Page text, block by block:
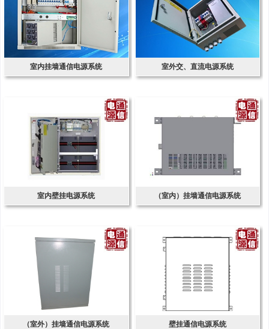
室内挂墙通信电源系统 室外交、直流电源系统
室内壁挂电源系统 （室内）挂墙通信电源系统
（室外）挂墙通信电源系统 壁挂通信电源系统